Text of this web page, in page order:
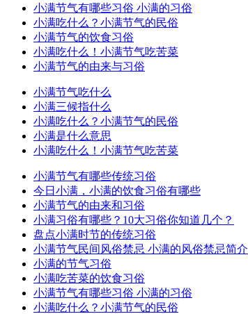
小满节气有哪些习俗 小满的习俗
小满吃什么？小满节气的民俗
小满节气的饮食习俗
小满吃什么！小满节气吃苦菜
小满节气的由来与习俗
小满节气吃什么
小满三候指什么
小满吃什么？小满节气的民俗
小满是什么意思
小满吃什么！小满节气吃苦菜
小满节气有哪些传统习俗
今日小满，小满的饮食习俗有哪些
小满节气的由来和习俗
小满习俗有哪些？10大习俗你知道几个？
盘点小满时节的传统习俗
小满节气民间风俗禁忌 小满的风俗禁忌简介
小满的节气习俗
小满吃苦菜的饮食习俗
小满节气有哪些习俗 小满的习俗
小满吃什么？小满节气的民俗